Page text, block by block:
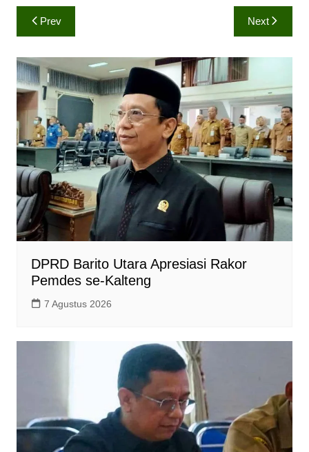
a
t
A
p
p
c
e
o
o
k
i
n
k
Navigasi
pos
Prev Next
DPRD Barito Utara Apresiasi Rakor
Pemdes se-Kalteng
7 Agustus 2026